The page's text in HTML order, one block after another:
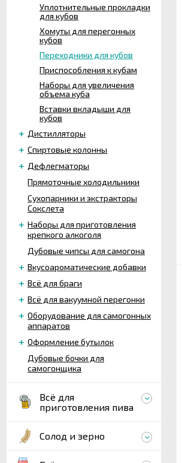
Уплотнительные прокладки
для кубов
Хомуты для перегонных
кубов
Переходники для кубов
Приспособления к кубам
Наборы для увеличения
объема куба
Вставки вкладыши для
кубов
Дистилляторы
Спиртовые колонны
Дефлегматоры
Прямоточные холодильники
Сухопарники и экстракторы
Сокслета
Наборы для приготовления
крепкого алкоголя
Дубовые чипсы для самогона
Вкусоароматические добавки
Всё для браги
Всё для вакуумной перегонки
Оборудование для самогонных
аппаратов
Оформление бутылок
Дубовые бочки для
самогонщика
Всё для
приготовления пива
Солод и зерно